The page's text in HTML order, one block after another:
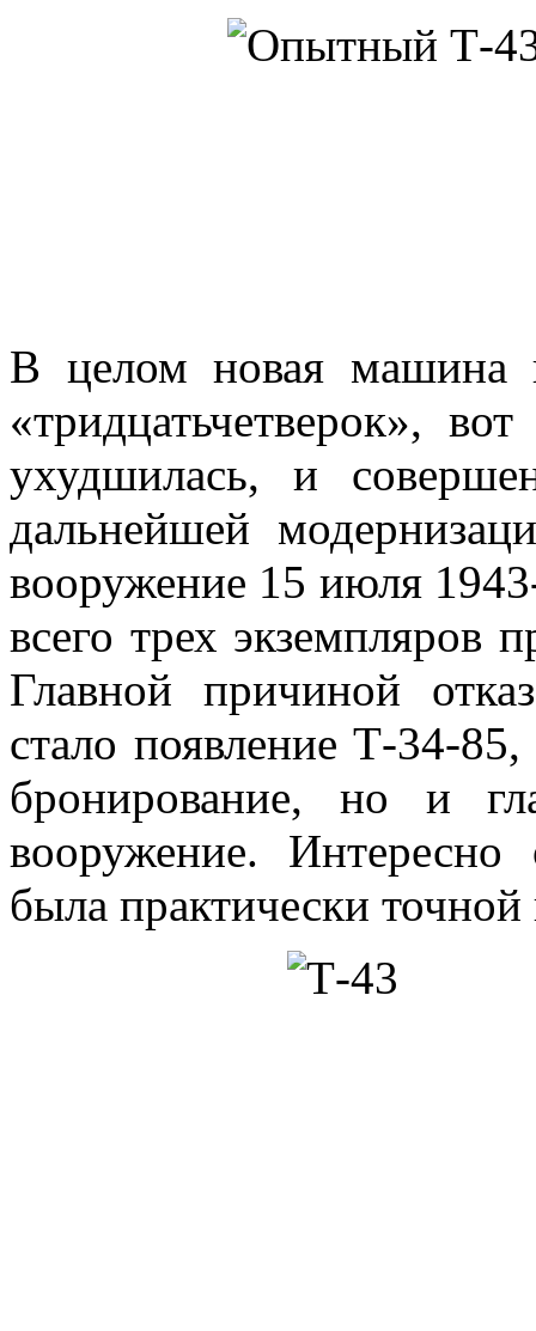
В целом новая машина
«тридцатьчетверок»,
ухудшилась, и
дальнейшей
вооружение 15 июля
всего трех экземпляров
Главной причиной
стало появление Т-34-
бронирование, но и
вооружение.
была практически